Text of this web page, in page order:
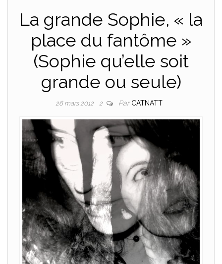
La grande Sophie, « la
place du fantôme »
(Sophie qu’elle soit
grande ou seule)
26 mars 2012 2 Par CATNATT